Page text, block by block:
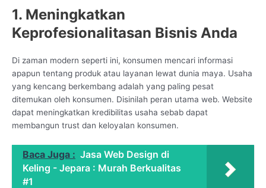
1. Meningkatkan
Keprofesionalitasan Bisnis Anda
Di zaman modern seperti ini, konsumen mencari informasi
apapun tentang produk atau layanan lewat dunia maya. Usaha
yang kencang berkembang adalah yang paling pesat
ditemukan oleh konsumen. Disinilah peran utama web. Website
dapat meningkatkan kredibilitas usaha sebab dapat
membangun trust dan keloyalan konsumen.
Baca Juga : Jasa Web Design di
Keling - Jepara : Murah Berkualitas
#1